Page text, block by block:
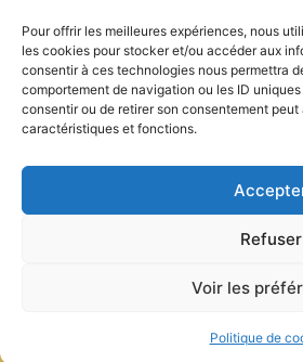
Pour offrir les meilleures expériences, nous
les cookies pour stocker et/ou accéder aux
consentir à ces technologies nous permettra
comportement de navigation ou les ID
consentir ou de retirer son consentement
caractéristiques et fonctions.
Refuser
Voir les
Politique de